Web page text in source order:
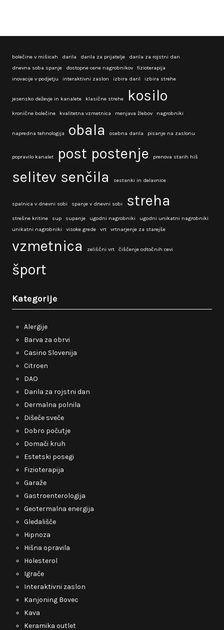
bolečine v mišicah darila darila za prijatelje
darila za rojstni dan
dnevna soba spanje
dostopne cene nagrobnikov
fizioterapija
inovacije v podjetju
interaktivni zaslon izbira daril izbira strehe
jesensko deževje in kanalete klasične strehe kosilo
kronične bolečine kvalitetna vzmetnica menjava žlebov nagrobniki
napredna tehnologija obala osebna darila pisanje na zaslonu
popravilo kanalet post postenje prenova starih hiš
selitev senčila sestanki in delavnice
spalnica v dnevni sobi spanje v dnevni sobi streha
strešne kritine sup supanje ugodni nagrobniki
ugodni unikatni nagrobniki
unikatni nagrobniki
visoke grede vrt vrtnarjenje za starejše
vzmetnica zeliščni vrt čiščenje odtočnih cevi
šport
Kategorije
Alergije
Barva za obrvi
Casino Slovenija
Citroen
DAO
Darila za rojstni dan
Dermalna polnila
Dišeče sveče
Dobro počutje
Domači kruh
Estetski posegi
Fizioterapija
Garaže
Gastroenterologija
Geotermalna energija
Gledališče
Hipnoza
Hišna opravila
Holesterol
Igrače
Interaktivni zaslon
Kanjoning Bovec
Kava
Keramika outlet